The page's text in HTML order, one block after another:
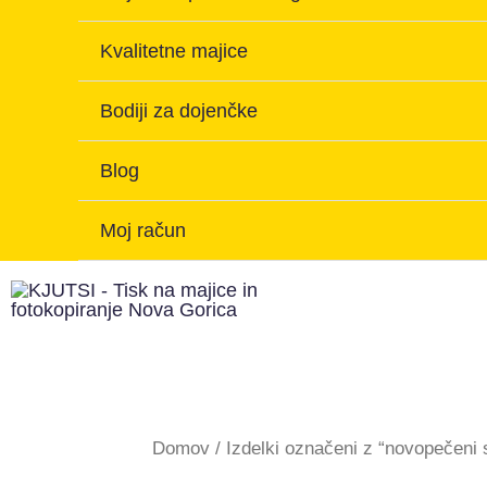
Kvalitetne majice
Bodiji za dojenčke
Blog
Moj račun
Domov / Izdelki označeni z “novopečeni